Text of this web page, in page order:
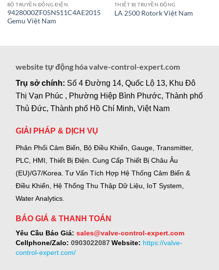
BỘ TRUYỀN ĐỘNG ĐIỆN
9428000ZF05NS11C4AE2015
Gemu Việt Nam
THIẾT BỊ TRUYỀN ĐỘNG
LA 2500 Rotork Việt Nam
website tự động hóa valve-control-expert.com
Trụ sở chính: Số 4 Đường 14, Quốc Lộ 13, Khu Đô
Thị Vạn Phúc , Phường Hiệp Bình Phước, Thành phố
Thủ Đức, Thành phố Hồ Chí Minh, Việt Nam
GIẢI PHÁP & DỊCH VỤ
Phân Phối Cảm Biến, Bộ Điều Khiển, Gauge, Transmitter,
PLC, HMI, Thiết Bị Điện. Cung Cấp Thiết Bị Châu Âu
(EU)/G7/Korea. Tư Vấn Tích Hợp Hệ Thống Cảm Biến &
Điều Khiển, Hệ Thống Thu Thập Dữ Liệu, IoT System,
Water Analytics.
BÁO GIÁ & THANH TOÁN
Yêu Cầu Báo Giá: sales@valve-control-expert.com
Cellphone/Zalo: 0903022087 Website: https://valve-
control-expert.com/